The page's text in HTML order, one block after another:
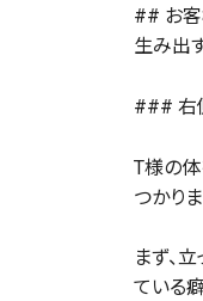
## お
生み出
### 右
T様の体
つかりま
まず、
ている癖